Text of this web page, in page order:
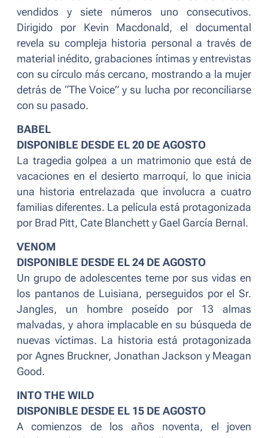
vendidos y siete números uno consecutivos.
Dirigido por Kevin Macdonald, el documental
revela su compleja historia personal a través de
material inédito, grabaciones íntimas y entrevistas
con su círculo más cercano, mostrando a la mujer
detrás de “The Voice” y su lucha por reconciliarse
con su pasado.
BABEL
DISPONIBLE DESDE EL 20 DE AGOSTO
La tragedia golpea a un matrimonio que está de
vacaciones en el desierto marroquí, lo que inicia
una historia entrelazada que involucra a cuatro
familias diferentes. La película está protagonizada
por Brad Pitt, Cate Blanchett y Gael García Bernal.
VENOM
DISPONIBLE DESDE EL 24 DE AGOSTO
Un grupo de adolescentes teme por sus vidas en
los pantanos de Luisiana, perseguidos por el Sr.
Jangles, un hombre poseído por 13 almas
malvadas, y ahora implacable en su búsqueda de
nuevas víctimas. La historia está protagonizada
por Agnes Bruckner, Jonathan Jackson y Meagan
Good.
INTO THE WILD
DISPONIBLE DESDE EL 15 DE AGOSTO
A comienzos de los años noventa, el joven